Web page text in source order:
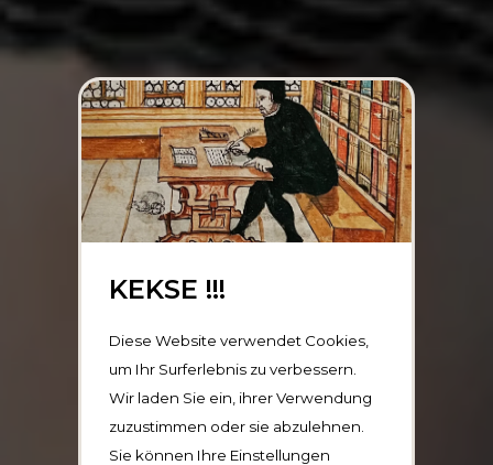
KEKSE !!!
Diese Website verwendet Cookies,
um Ihr Surferlebnis zu verbessern.
Wir laden Sie ein, ihrer Verwendung
zuzustimmen oder sie abzulehnen.
Sie können Ihre Einstellungen